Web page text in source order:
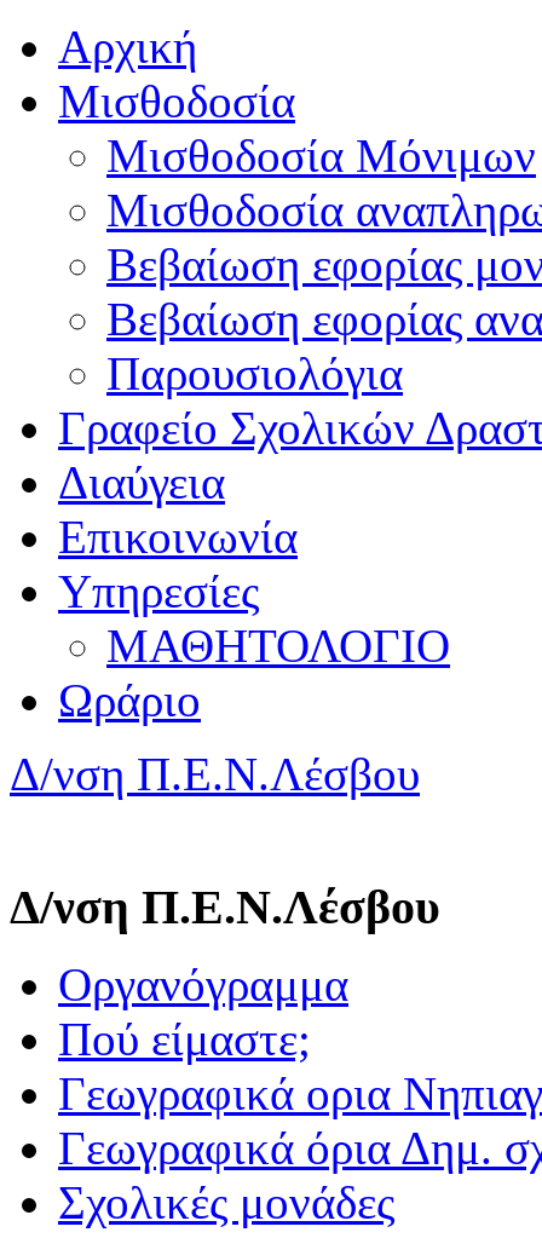
Αρχική
Μισθοδοσία
Μισθοδοσία Μόνιμων
Μισθοδοσία
Βεβαίωση εφορίας
Βεβαίωση εφορίας
Παρουσιολόγια
Γραφείο Σχολικών
Διαύγεια
Επικοινωνία
Υπηρεσίες
ΜΑΘΗΤΟΛΟΓΙΟ
Ωράριο
Δ/νση Π.Ε.Ν.Λέσβου
Δ/νση Π.Ε.Ν.Λέσβου
Οργανόγραμμα
Πού είμαστε;
Γεωγραφικά ορια
Γεωγραφικά όρια Δημ.
Σχολικές μονάδες